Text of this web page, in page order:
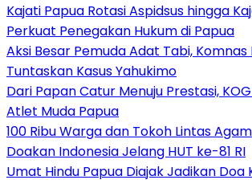
Kajati Papua Rotasi Aspidsus hingga
Perkuat Penegakan Hukum di Papua
Aksi Besar Pemuda Adat Tabi, Komnas
Tuntaskan Kasus Yahukimo
Dari Papan Catur Menuju Prestasi,
Atlet Muda Papua
100 Ribu Warga dan Tokoh Lintas
Doakan Indonesia Jelang HUT ke-81 RI
Umat Hindu Papua Diajak Jadikan Doa